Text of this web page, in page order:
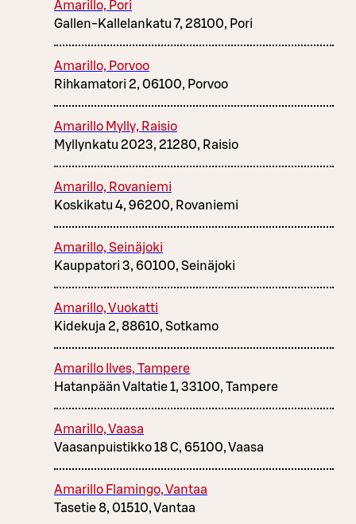
Amarillo, Pori
Gallen-Kallelankatu 7, 28100, Pori
Amarillo, Porvoo
Rihkamatori 2, 06100, Porvoo
Amarillo Mylly, Raisio
Myllynkatu 2023, 21280, Raisio
Amarillo, Rovaniemi
Koskikatu 4, 96200, Rovaniemi
Amarillo, Seinäjoki
Kauppatori 3, 60100, Seinäjoki
Amarillo, Vuokatti
Kidekuja 2, 88610, Sotkamo
Amarillo Ilves, Tampere
Hatanpään Valtatie 1, 33100, Tampere
Amarillo, Vaasa
Vaasanpuistikko 18 C, 65100, Vaasa
Amarillo Flamingo, Vantaa
Tasetie 8, 01510, Vantaa